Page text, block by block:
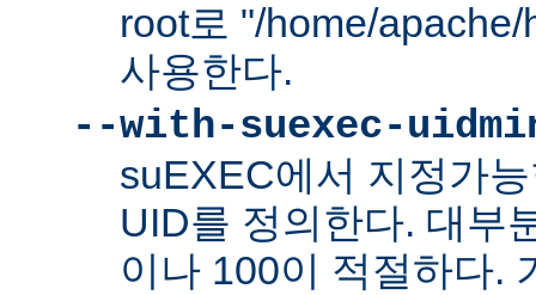
root로 "/home/
사용한다.
--with-suexec-
suEXEC에서 지정가
UID를 정의한다. 대부
이나 100이 적절하다.